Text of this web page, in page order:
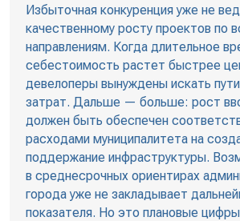
Избыточная конкуренция уже не
качественному росту проектов по
направлениям. Когда длительное
себестоимость растет быстрее
девелоперы вынуждены искать
затрат. Дальше — больше: рост
должен быть обеспечен
расходами муниципалитета на
поддержание инфраструктуры.
в среднесрочных ориентирах
города уже не закладывает
показателя. Но это плановые